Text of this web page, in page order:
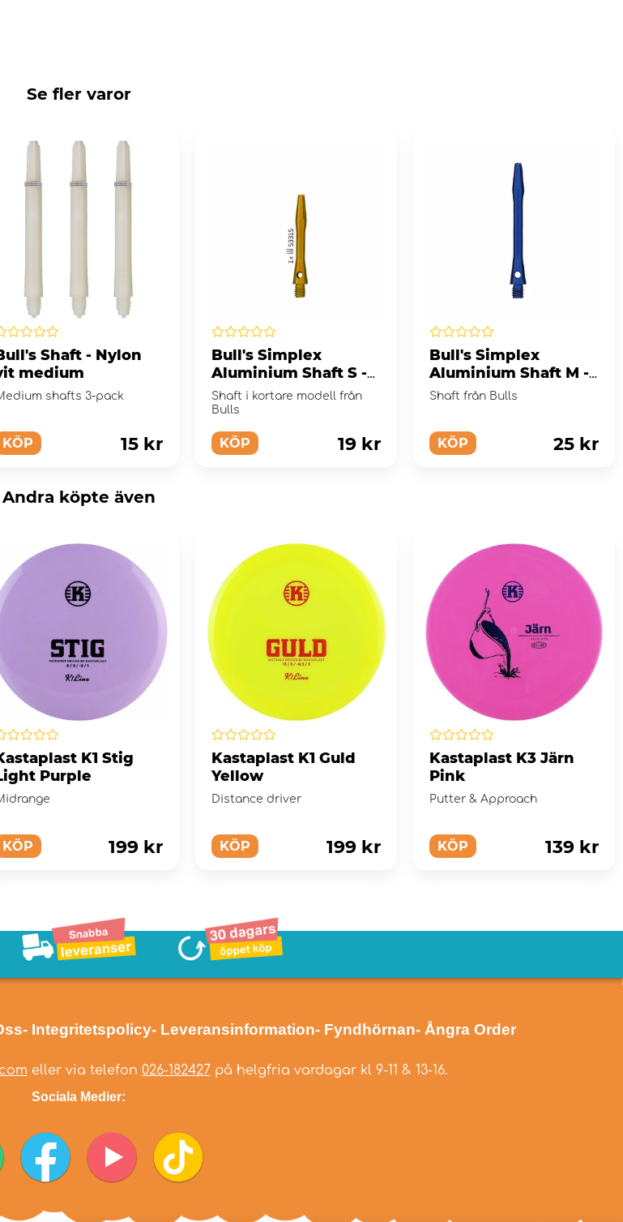
Se fler varor
Shaft - Nylon
medium
shafts 3-pack
KÖP 15 kr
Bull's Simplex
Aluminium Shaft S -
Gold
Shaft i kortare modell från
Bulls
KÖP 19 kr
Bull's Simplex
Aluminium Shaft M -
Blue
Shaft från Bulls
KÖP 25 kr
Andra köpte även
K1 Stig
Purple
KÖP 199 kr
Kastaplast K1 Guld
Yellow
Distance driver
KÖP 199 kr
Kastaplast K3 Järn
Pink
Putter & Approach
KÖP 139 kr
- Integritetspolicy- Leveransinformation- Fyndhörnan- Ångra Order
eller via telefon 026-182427på helgfria vardagar kl 9-11 & 13-16.
Sociala Medier: